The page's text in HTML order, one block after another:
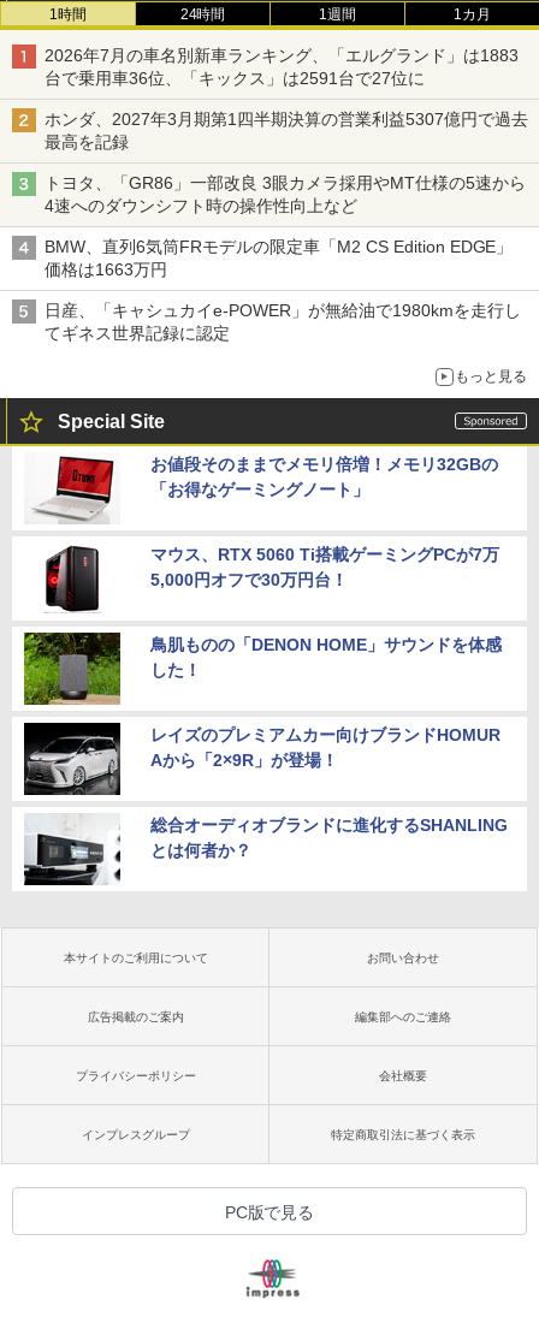
1時間 24時間 1週間 1カ月
2026年7月の車名別新車ランキング、「エルグランド」は1883
台で乗用車36位、「キックス」は2591台で27位に
ホンダ、2027年3月期第1四半期決算の営業利益5307億円で過去
最高を記録
トヨタ、「GR86」一部改良 3眼カメラ採用やMT仕様の5速から
4速へのダウンシフト時の操作性向上など
BMW、直列6気筒FRモデルの限定車「M2 CS Edition EDGE」
価格は1663万円
日産、「キャシュカイe-POWER」が無給油で1980kmを走行し
てギネス世界記録に認定
もっと見る
Special Site
お値段そのままでメモリ倍増！メモリ32GBの
「お得なゲーミングノート」
マウス、RTX 5060 Ti搭載ゲーミングPCが7万
5,000円オフで30万円台！
鳥肌ものの「DENON HOME」サウンドを体感
した！
レイズのプレミアムカー向けブランドHOMUR
Aから「2×9R」が登場！
総合オーディオブランドに進化するSHANLING
とは何者か？
本サイトのご利用について お問い合わせ
広告掲載のご案内 編集部へのご連絡
プライバシーポリシー 会社概要
インプレスグループ 特定商取引法に基づく表示
PC版で見る